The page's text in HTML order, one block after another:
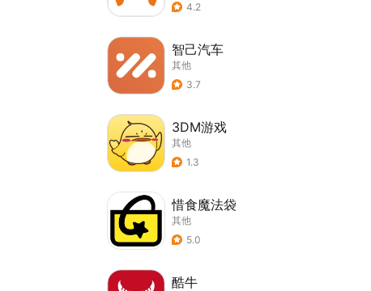
4.2
智己汽车
其他
3.7
3DM游戏
其他
1.3
惜食魔法袋
其他
5.0
酷牛